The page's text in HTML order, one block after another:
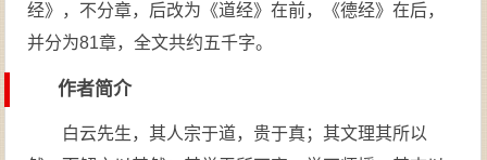
经》，不分章，后改为《道经》在前，《德经》在后，
并分为81章，全文共约五千字。
作者简介
白云先生，其人宗于道，贵于真；其文理其所以